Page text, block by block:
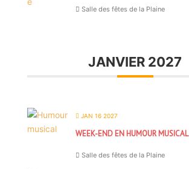
Salle des fêtes de la Plaine
JANVIER 2027
JAN 16 2027
WEEK-END EN HUMOUR MUSICAL
Salle des fêtes de la Plaine